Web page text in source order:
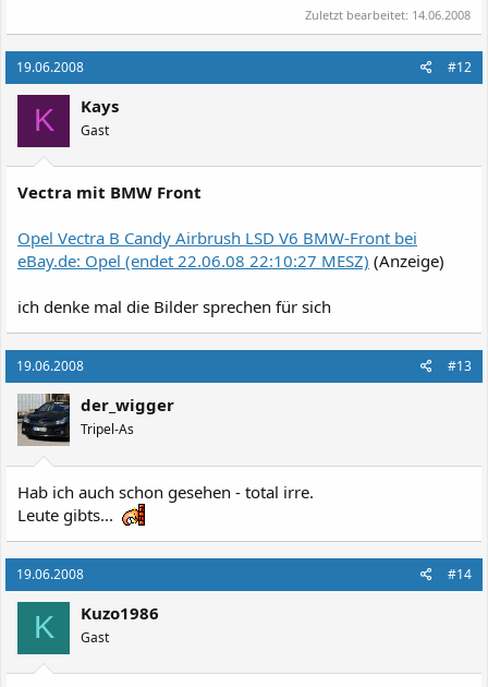
Zuletzt bearbeitet: 14.06.2008
19.06.2008 #12
K Kays
Gast
Vectra mit BMW Front
Opel Vectra B Candy Airbrush LSD V6 BMW-Front bei
eBay.de: Opel (endet 22.06.08 22:10:27 MESZ) (Anzeige)
ich denke mal die Bilder sprechen für sich
19.06.2008 #13
der_wigger
Tripel-As
Hab ich auch schon gesehen - total irre.
Leute gibts...
19.06.2008 #14
K Kuzo1986
Gast